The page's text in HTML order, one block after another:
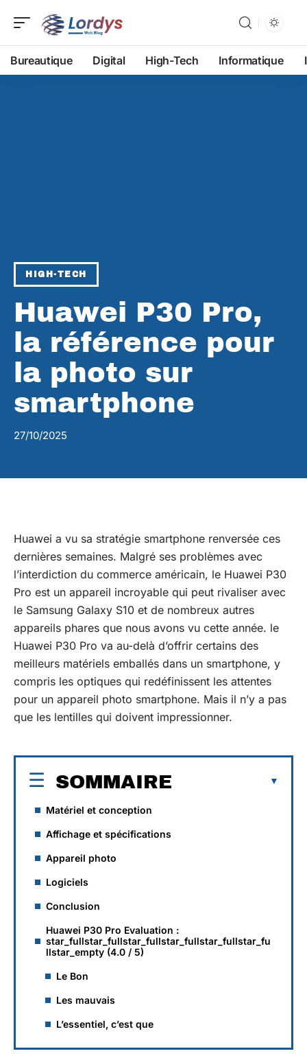
Bureautique Digital High-Tech Informatique
HIGH-TECH
Huawei P30 Pro,
la référence pour
la photo sur
smartphone
27/10/2025
Huawei a vu sa stratégie smartphone renversée ces
dernières semaines. Malgré ses problèmes avec
l’interdiction du commerce américain, le Huawei P30
Pro est un appareil incroyable qui peut rivaliser avec
le Samsung Galaxy S10 et de nombreux autres
appareils phares que nous avons vu cette année. le
Huawei P30 Pro va au-delà d’offrir certains des
meilleurs matériels emballés dans un smartphone, y
compris les optiques qui redéfinissent les attentes
pour un appareil photo smartphone. Mais il n’y a pas
que les lentilles qui doivent impressionner.
SOMMAIRE
Matériel et conception
Affichage et spécifications
Appareil photo
Logiciels
Conclusion
Huawei P30 Pro Evaluation :
star_fullstar_fullstar_fullstar_fullstar_fullstar_fu
llstar_empty (4.0 / 5)
Le Bon
Les mauvais
L’essentiel, c’est que